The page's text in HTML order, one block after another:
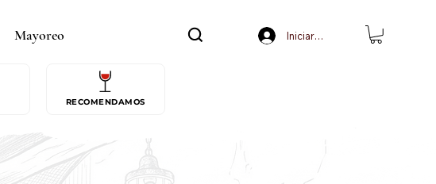
Mayoreo Iniciar sesión
RECOMENDAMOS